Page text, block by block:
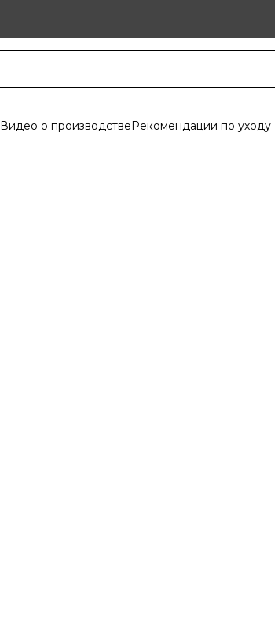
Видео о производствеРекомендации по уходу